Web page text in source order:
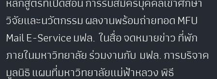
วิจัยและนวัตกรรมผลงานพร้อมถ่ายทอดMFU
MailE-Serviceมฟล. ในสื่อจดหมายข่าวที่พัก
ภายในมหาวิทยาลัยร่วมงานกับ มฟล.การบริจาค
มูลนิธิแผนที่มหาวิทยาลัยแม่ฟ้าหลวงพิธี